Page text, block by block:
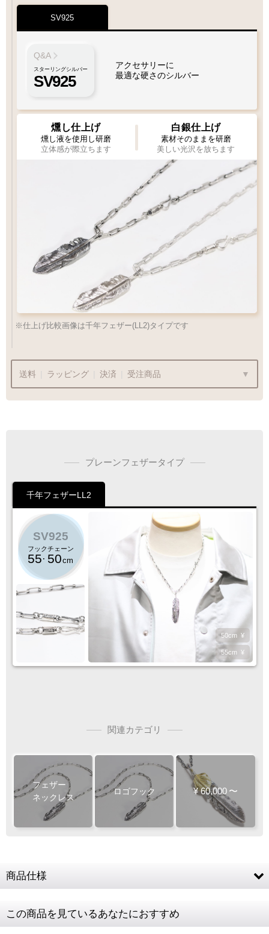
SV925
Q&A
スターリングシルバー
SV925
アクセサリーに
最適な硬さのシルバー
燻し仕上げ
燻し液を使用し研磨
立体感が際立ちます
白銀仕上げ
素材そのままを研磨
美しい光沢を放ちます
※仕上げ比較画像は千年フェザー(LL2)タイプです
送料 ラッピング 決済 受注商品
プレゼント用でも安心してご利用いただけます
ラッピング
最適なケースで
お届けします
クロネコwebコレクト
カード決済
ご注文完了後『お支払い手続き』のリンクから
ご注文完了後、メールに記載の指定口座へ
『5日以内 にお振込をお願い致します
振込手数料
お客様ご負担で
ご注文・決済お手続き完了後
プレーンフェザータイプ
千年フェザーLL2
SV925
フックチェーン
55· 50cm
50cm ¥
55cm ¥
関連カテゴリ
フェザー
ネックレス
ロゴフック ¥ 60,000 〜
商品仕様
フェザー 約71 × 15mm
この商品を見ているあなたにおすすめ